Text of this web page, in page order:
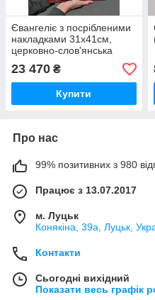
Євангеліє з посрібленими
накладками 31х41см,
церковно-слов'янська
мова
23 470 ₴
Купити
Про нас
99% позитивних з 980
Працює з 13.07.2017
м. Луцьк
Конякіна, 39а, Луцьк,
Контакти
Сьогодні вихідний
Показати весь графік